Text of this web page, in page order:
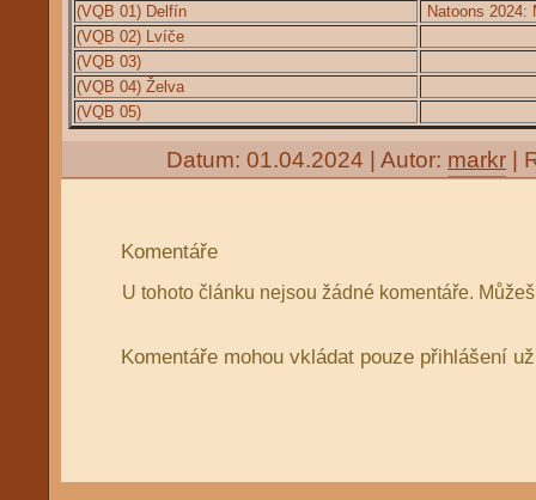
(VQB 01) Delfín
Natoons 2024:
(VQB 02) Lvíče
(VQB 03)
(VQB 04) Želva
(VQB 05)
Datum: 01.04.2024 | Autor: markr |
Komentáře
U tohoto článku nejsou žádné komentáře.
Komentáře mohou vkládat pouze přihlášení